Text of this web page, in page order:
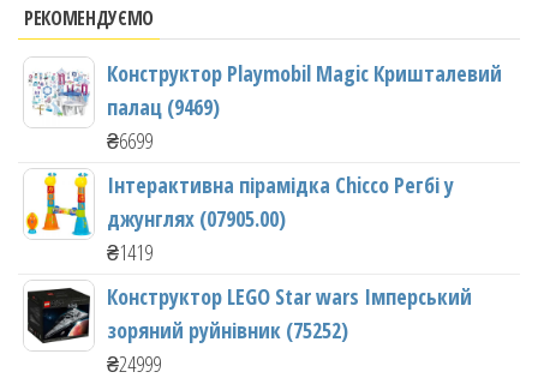
РЕКОМЕНДУЄМО
Конструктор Playmobil Magic Кришталевий
палац (9469)
₴6699
Інтерактивна пірамідка Chicco Регбі у
джунглях (07905.00)
₴1419
Конструктор LEGO Star wars Імперський
зоряний руйнівник (75252)
₴24999